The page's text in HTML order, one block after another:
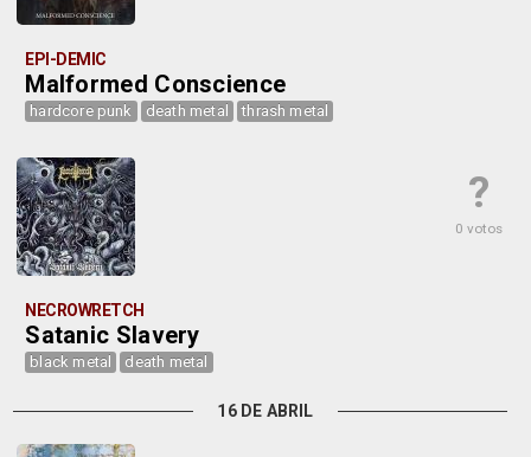
EPI-DEMIC
Malformed Conscience
hardcore punk death metal thrash metal
?
0 votos
NECROWRETCH
Satanic Slavery
black metal death metal
16 DE ABRIL